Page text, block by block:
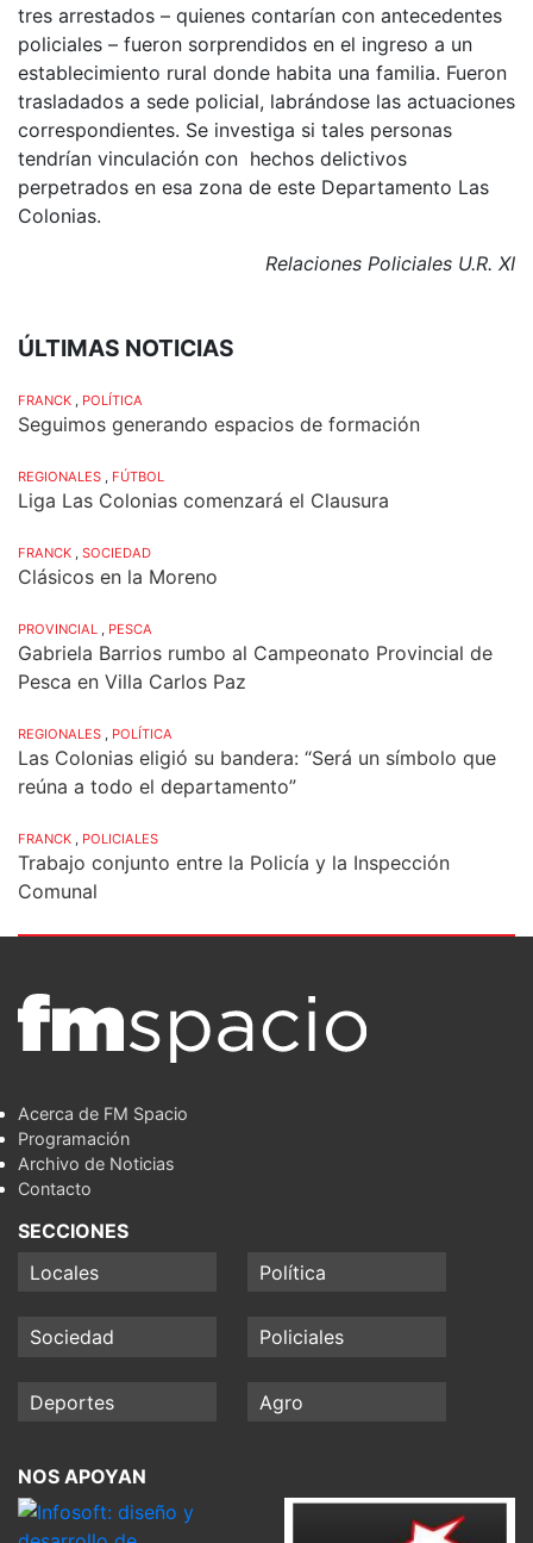
tres arrestados – quienes contarían con antecedentes
policiales – fueron sorprendidos en el ingreso a un
establecimiento rural donde habita una familia. Fueron
trasladados a sede policial, labrándose las actuaciones
correspondientes. Se investiga si tales personas
tendrían vinculación con hechos delictivos
perpetrados en esa zona de este Departamento Las
Colonias.
Relaciones Policiales U.R. XI
ÚLTIMAS NOTICIAS
FRANCK , POLÍTICA
Seguimos generando espacios de formación
REGIONALES , FÚTBOL
Liga Las Colonias comenzará el Clausura
FRANCK , SOCIEDAD
Clásicos en la Moreno
PROVINCIAL , PESCA
Gabriela Barrios rumbo al Campeonato Provincial de
Pesca en Villa Carlos Paz
REGIONALES , POLÍTICA
Las Colonias eligió su bandera: “Será un símbolo que
reúna a todo el departamento”
FRANCK , POLICIALES
Trabajo conjunto entre la Policía y la Inspección
Comunal
Acerca de FM Spacio
Programación
Archivo de Noticias
Contacto
SECCIONES
Locales
Política
Sociedad Policiales
Deportes Agro
NOS APOYAN